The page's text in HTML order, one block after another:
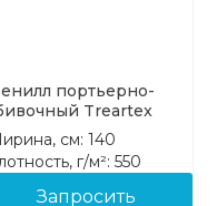
портьерно-
Treartex
39
см: 140
г/м²: 550
Запросить